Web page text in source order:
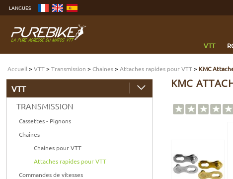
contenu
menu
Aller
LANGUES
VTT
Accueil >VTT>Transmission >Chaines>Attaches rapides pour VTT> KMC
KMC
VTT
TRANSMISSION
Cassettes - Pignons
Chaines
Chaines pour VTT
Attaches rapides pour VTT
Commandes de vitesses